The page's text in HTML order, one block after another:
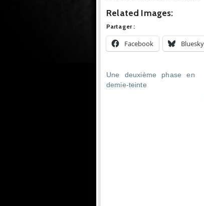
Related Images:
Partager :
Facebook Bluesky
Une deuxième phase en
demie-teinte